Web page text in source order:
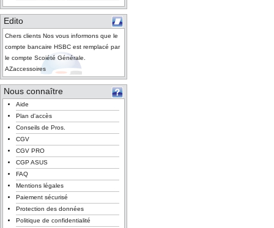
Edito
Chers clients Nos vous informons que le
compte bancaire HSBC est remplacé par
le compte Scoiété Générale.
AZaccessoires
Nous connaître
Aide
Plan d'accès
Conseils de Pros.
CGV
CGV PRO
CGP ASUS
FAQ
Mentions légales
Paiement sécurisé
Protection des données
Politique de confidentialité